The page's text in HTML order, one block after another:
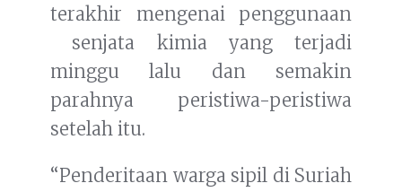
terakhir mengenai penggunaan
senjata kimia yang terjadi
minggu lalu dan semakin
parahnya peristiwa-peristiwa
setelah itu.
“Penderitaan warga sipil di Suriah